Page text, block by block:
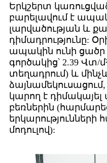
Երկշերտ
բարելավում է
լարվածության և
դիմադրությունը:
ապակին ունի
գործակից՝ 2.39 Վտ/
տեղադրում) և
կարող է դիմակայել
բեռներին
երկարությունների
մոդուլով):